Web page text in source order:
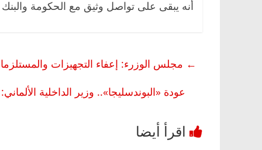
أنه يبقى على تواصل وثيق مع الحكومة
← مجلس الوزرء: إعفاء التجهيزات
عودة «البوندسليجا».. وزير الداخلية